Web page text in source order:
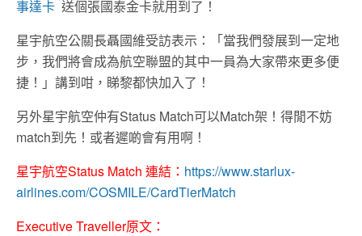
事達卡 送個張國泰金卡就用到了！
星宇航空公關長聶國維受訪表示：「當我們發展到一定地
步，我們將會成為航空聯盟的其中一員為大家帶來更多便
捷！」講到咁，睇黎都快加入了！
另外星宇航空仲有Status Match可以Match架！得閒不妨
match到先！或者遲啲會有用啊！
星宇航空Status Match 連結： https://www.starlux-
airlines.com/COSMILE/CardTierMatch
Executive Traveller原文：